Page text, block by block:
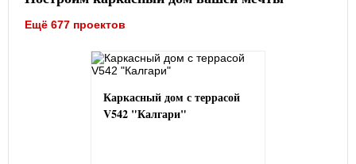
Ещё 677 проектов
Каркасный дом с террасой
V542 "Калгари"